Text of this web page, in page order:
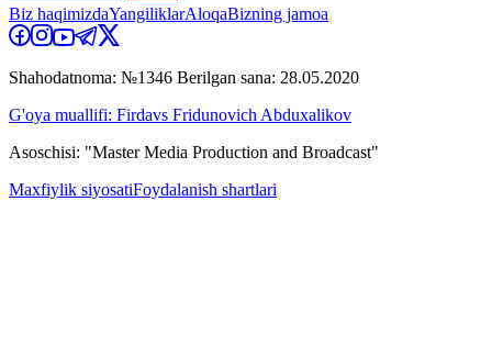
Biz haqimizdaYangiliklarAloqaBizning jamoa
Shahodatnoma: №1346 Berilgan sana: 28.05.2020
G'oya muallifi: Firdavs Fridunovich Abduxalikov
Asoschisi: "Master Media Production and Broadcast"
Maxfiylik siyosatiFoydalanish shartlari